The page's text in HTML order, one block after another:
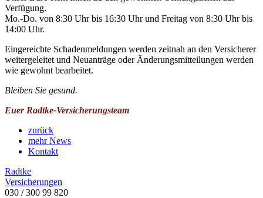
Verfügung.
Mo.-Do. von 8:30 Uhr bis 16:30 Uhr und Freitag von 8:30 Uhr bis
14:00 Uhr.
Eingereichte Schadenmeldungen werden zeitnah an den Versicherer
weitergeleitet und Neuanträge oder Änderungsmitteilungen werden
wie gewohnt bearbeitet.
Bleiben Sie gesund.
Euer Radtke-Versicherungsteam
zurück
mehr News
Kontakt
Radtke
Versicherungen
030 / 300 99 820